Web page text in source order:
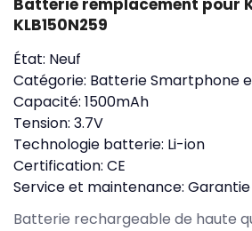
Batterie remplacement pour
KLB150N259
État: Neuf
Catégorie: Batterie Smartphone
Capacité: 1500mAh
Tension: 3.7V
Technologie batterie: Li-ion
Certification: CE
Service et maintenance:
Batterie rechargeable de haute